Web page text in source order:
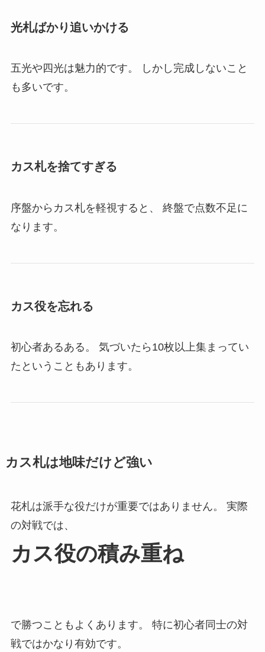
光札ばかり追いかける
五光や四光は魅力的です。 しかし完成しないこと
も多いです。
カス札を捨てすぎる
序盤からカス札を軽視すると、 終盤で点数不足に
なります。
カス役を忘れる
初心者あるある。 気づいたら10枚以上集まってい
たということもあります。
カス札は地味だけど強い
花札は派手な役だけが重要ではありません。 実際
の対戦では、
カス役の積み重ね
で勝つこともよくあります。 特に初心者同士の対
戦ではかなり有効です。